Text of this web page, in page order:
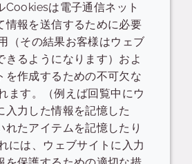
るリソース
EC Data Sheet
DESCRIPTIONS
Cookiesは電子通信ネット
情報を送信するために必要
（その結果お客様はウェブ
きるようになります）およ
を作成するための不可欠な
ます。（例えば回覧中にウ
入力した情報を記憶した
れたアイテムを記憶したり
には、ウェブサイトに入力